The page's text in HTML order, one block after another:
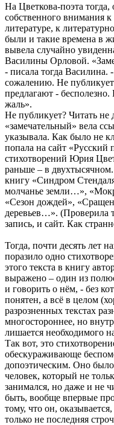
На Цветкова-поэта
собственного внимания
литературе, к
были и такие времена в
вывела случайно
Василины Орловой.
- писала тогда Василина.
сожалению. Не
предлагают - бесполезно.
жаль».
Не публикует? Читать не
«замечательный» вела
указывала. Как было не
попала на сайт «Русский
стихотворений Юрия
раньше – в
книгу «Синдром
молчанье земли…»,
«Сезон дождей»,
деревьев…». (Проверила
запись, и сайт. Как
Тогда, почти десять лет
поразило одно
этого текста в книгу
выражено – один из
и говорить о нём, - без
понятен, а всё в целом
разрозненных текстах
многостороннее, но
лишается необходимого
Так вот, это
обескураживающе
допоэтическим. Оно
человек, который не
занимался, но даже и не
быть, вообще впервые
тому, что он,
только не последняя